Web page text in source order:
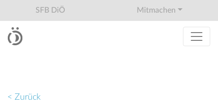
SFB DiÖ Mitmachen
< Zurück